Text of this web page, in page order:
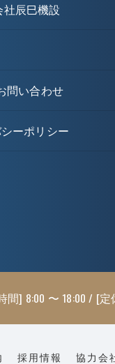
社辰巳機設
問い合わせ
ーポリシー
間] 8:00 〜 18:00 / [
採用情報 協力会